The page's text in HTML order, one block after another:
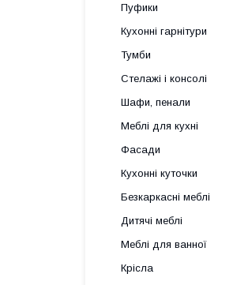
Пуфики
Кухонні гарнітури
Тумби
Стелажі і консолі
Шафи, пенали
Меблі для кухні
Фасади
Кухонні куточки
Безкаркасні меблі
Дитячі меблі
Меблі для ванної
Крісла